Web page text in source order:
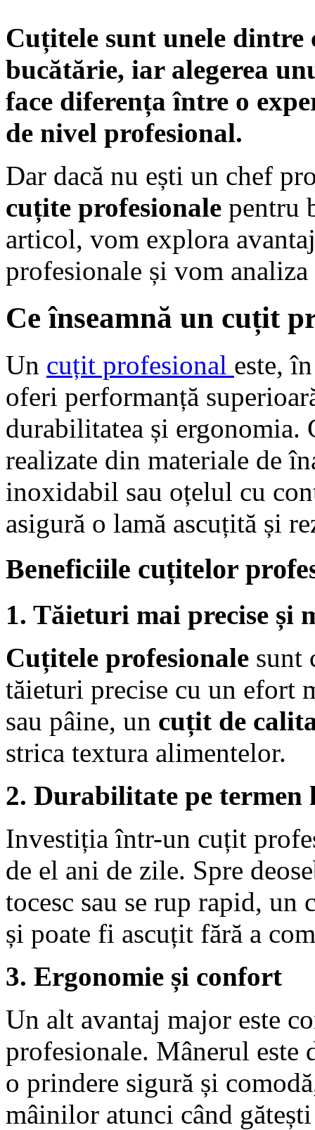
Cuțitele sunt unele
bucătărie, iar alegerea
face diferența între o
de nivel profesional.
Dar dacă nu ești un chef
cuțite profesionale pentru
articol, vom explora
profesionale și vom analiza
Ce înseamnă un cuțit
Un cuțit profesional este,
oferi performanță
durabilitatea și ergonomia.
realizate din materiale de
inoxidabil sau oțelul cu
asigură o lamă ascuțită și
Beneficiile cuțitelor
1. Tăieturi mai precise și
Cuțitele profesionale sunt
tăieturi precise cu un efort
sau pâine, un cuțit de
strica textura alimentelor.
2. Durabilitate pe termen
Investiția într-un cuțit
de el ani de zile. Spre
tocesc sau se rup rapid,
și poate fi ascuțit fără a
3. Ergonomie și confort
Un alt avantaj major este
profesionale. Mânerul este
o prindere sigură și
mâinilor atunci când